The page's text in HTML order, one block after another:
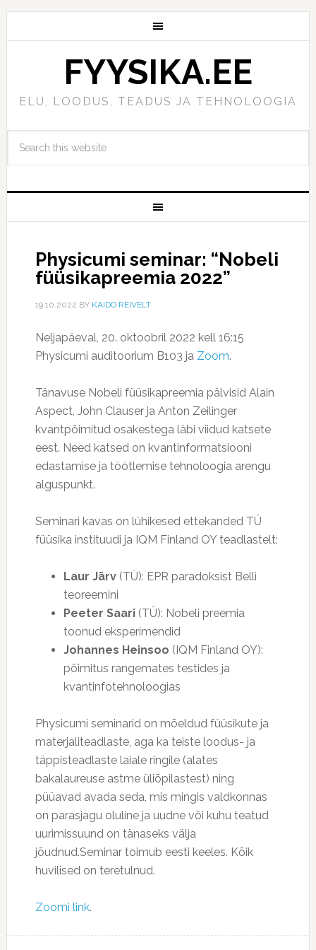
FYYSIKA.EE
ELU, LOODUS, TEADUS JA TEHNOLOOGIA
Physicumi seminar: “Nobeli
füüsikapreemia 2022”
19.10.2022 BY KAIDO REIVELT
Neljapäeval, 20. oktoobril 2022 kell 16:15
Physicumi auditoorium B103 ja Zoom.
Tänavuse Nobeli füüsikapreemia pälvisid Alain
Aspect, John Clauser ja Anton Zeilinger
kvantpõimitud osakestega läbi viidud katsete
eest. Need katsed on kvantinformatsiooni
edastamise ja töötlemise tehnoloogia arengu
alguspunkt.
Seminari kavas on lühikesed ettekanded TÜ
füüsika instituudi ja IQM Finland OY teadlastelt:
Laur Järv(TÜ): EPR paradoksist Belli
teoreemini
Peeter Saari(TÜ): Nobeli preemia
toonud eksperimendid
Johannes Heinsoo (IQM Finland OY):
põimitus rangemates testides ja
kvantinfotehnoloogias
Physicumi seminarid on mõeldud füüsikute ja
materjaliteadlaste, aga ka teiste loodus- ja
täppisteadlaste laiale ringile (alates
bakalaureuse astme üliõpilastest) ning
püüavad avada seda, mis mingis valdkonnas
on parasjagu oluline ja uudne või kuhu teatud
uurimissuund on tänaseks välja
jõudnud.Seminar toimub eesti keeles. Kõik
huvilised on teretulnud.
Zoomi link.